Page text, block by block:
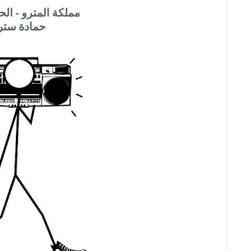
مملكة المترو -
حمادة